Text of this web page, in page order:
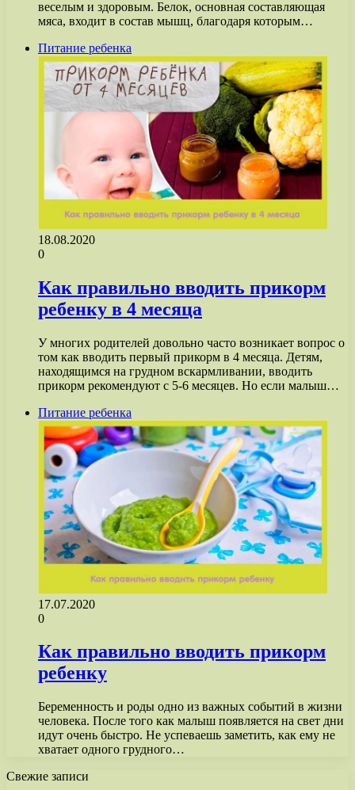
веселым и здоровым. Белок, основная составляющая
мяса, входит в состав мышц, благодаря которым…
Питание ребенка
18.08.2020
0
Как правильно вводить прикорм
ребенку в 4 месяца
У многих родителей довольно часто возникает вопрос о
том как вводить первый прикорм в 4 месяца. Детям,
находящимся на грудном вскармливании, вводить
прикорм рекомендуют с 5-6 месяцев. Но если малыш…
Питание ребенка
17.07.2020
0
Как правильно вводить прикорм
ребенку
Беременность и роды одно из важных событий в жизни
человека. После того как малыш появляется на свет дни
идут очень быстро. Не успеваешь заметить, как ему не
хватает одного грудного…
Свежие записи